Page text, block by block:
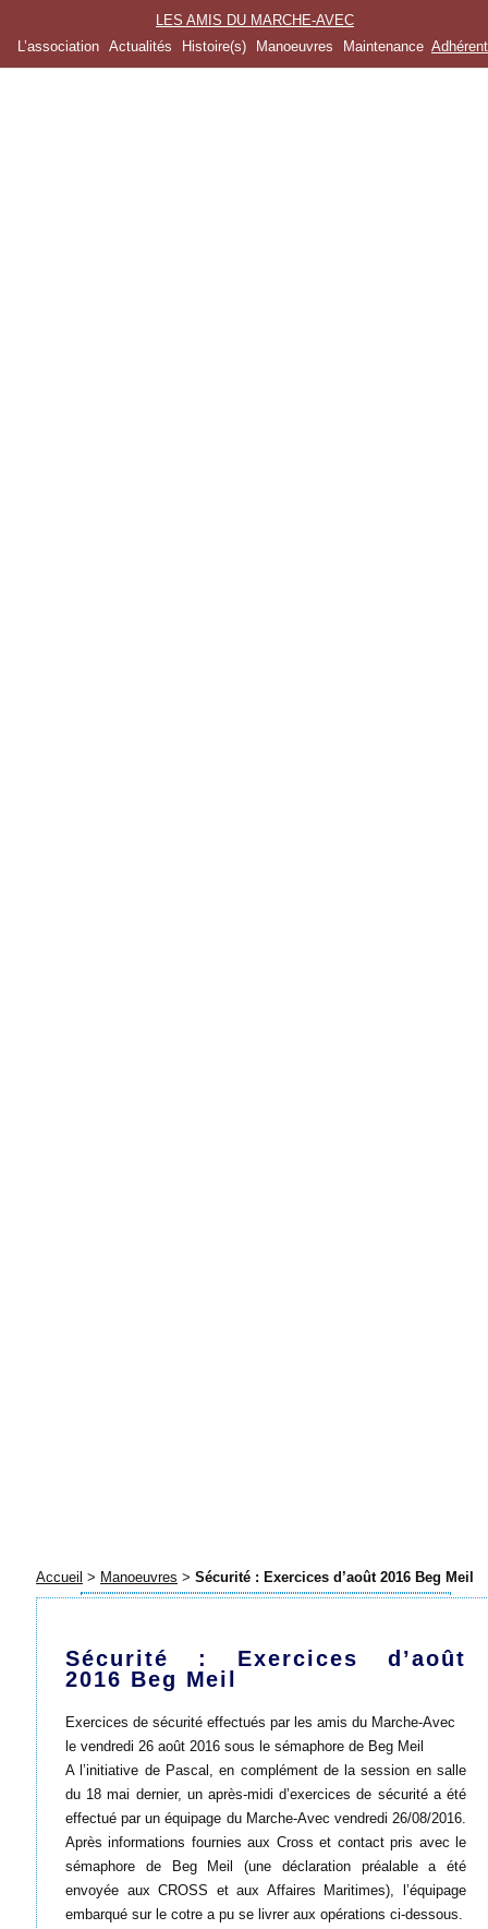
LES AMIS DU MARCHE-AVEC
L’association
Actualités Histoire(s) Manoeuvres Maintenance
Accueil > Manoeuvres > Sécurité : Exercices d’août 2016 Beg Meil
Sécurité : Exercices d’août
2016 Beg Meil
Exercices de sécurité effectués par les amis du Marche-Avec
le vendredi 26 août 2016 sous le sémaphore de Beg Meil
A l’initiative de Pascal, en complément de la session en salle
du 18 mai dernier, un après-midi d’exercices de sécurité a été
effectué par un équipage du Marche-Avec vendredi 26/08/2016.
Après informations fournies aux Cross et contact pris avec le
sémaphore de Beg Meil (une déclaration préalable a été
envoyée aux CROSS et aux Affaires Maritimes), l’équipage
embarqué sur le cotre a pu se livrer aux opérations ci-dessous.